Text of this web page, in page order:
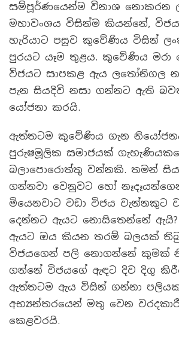
සම්පූර්ණයෙන්ම විනාශ නොකරන
මහාවංශය විසින්ම කියන්නේ,
හැරියාට පසුව කුවේණිය විසින්
පුරයට යෑම තුළය. කුවේණිය මරා
විජයට සාපකළ ඇය ලතෝනිගල
පැන සියදිවි නසා ගන්නට ඇති
යෝජනා කරයි.
ඇත්තටම කුවේණිය ගැන
පුරුෂමූලික සමාජයක්
බලාපොරොත්තු වන්නකි. තමන් සිය
ගන්නවා වෙනුවට හෝ
මියෙනවාට වඩා විජය වැන්නකුට
දෙන්නට ඇයට නොසිතෙන්නේ
ඇයට ඔය කියන තරම් බලයක්
විජයගෙන් පලි නොගන්නේ කුමක්
ගන්නේ විජයගේ ඇඳට දිව දිගු
ඇත්තටම ඇය විසින් ගන්නා
අභ්‍යන්තරයෙන් මතු වෙන
කෙළවරයි.